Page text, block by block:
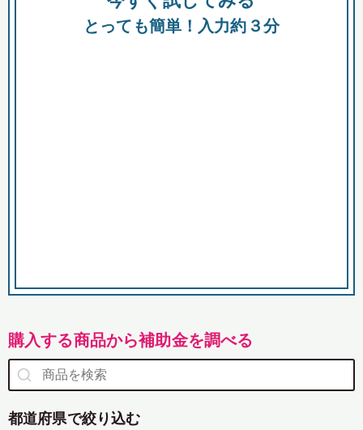
とっても簡単！入力約３分
購入する商品から補助金を調べる
都道府県で絞り込む